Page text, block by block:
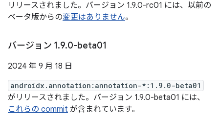
リリースされました。バージョン 1.9.0-rc01 には、以前の
ベータ版からの変更はありません。
バージョン 1.9.0-beta01
2024 年 9 月 18 日
androidx.annotation:annotation-*:1.9.0-beta01
がリリースされました。バージョン 1.9.0-beta01 には、
これらの commit が含まれています。